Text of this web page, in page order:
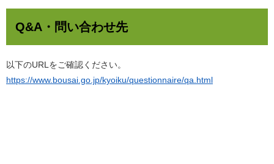
Q&A・問い合わせ先
以下のURLをご確認ください。
https://www.bousai.go.jp/kyoiku/questionnaire/qa.html